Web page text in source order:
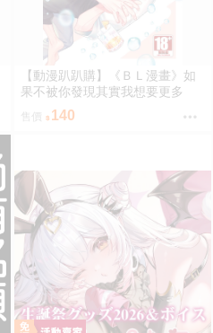
【動漫趴趴購】《ＢＬ漫畫》如
果不被你發現其實我想要更多
全．夏村げっし．青文
售價 140